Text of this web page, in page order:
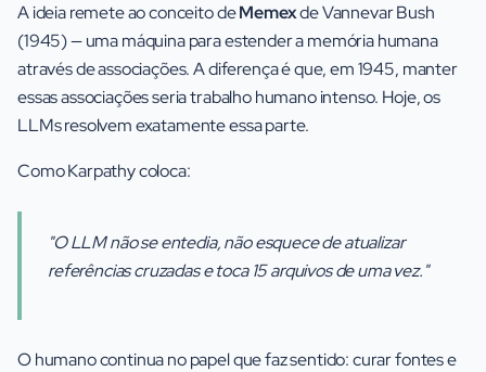
A ideia remete ao conceito deMemexde Vannevar Bush
(1945) — uma máquina para estender a memória humana
através de associações. A diferença é que, em 1945, manter
essas associações seria trabalho humano intenso. Hoje, os
LLMs resolvem exatamente essa parte.
Como Karpathy coloca:
"O LLM não se entedia, não esquece de atualizar
referências cruzadas e toca 15 arquivos de uma vez."
O humano continua no papel que faz sentido: curar fontes e